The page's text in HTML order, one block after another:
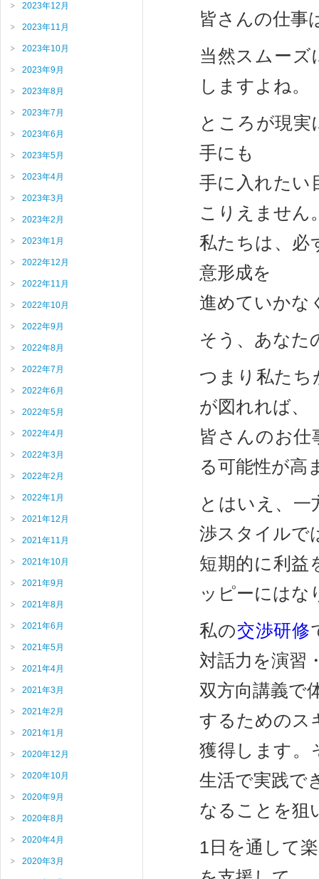
皆さんの仕事
当然スムーズ
しますよね。
ところが現
手にも
手に入れたい
こりえません
私たちは、必
意形成を
進めていかな
そう、あなた
つまり私たち
が図れれば、
皆さんのお仕
る可能性が高
とはいえ、一
渉スタイルで
短期的に利益
ッピーにはな
私の交渉研修
対話力を演習
双方向講義で
するためのス
獲得します。
生活で実践で
なることを狙
1日を通して
2023年12月
2023年11月
2023年10月
2023年9月
2023年8月
2023年7月
2023年6月
2023年5月
2023年4月
2023年3月
2023年2月
2023年1月
2022年12月
2022年11月
2022年10月
2022年9月
2022年8月
2022年7月
2022年6月
2022年5月
2022年4月
2022年3月
2022年2月
2022年1月
2021年12月
2021年11月
2021年10月
2021年9月
2021年8月
2021年6月
2021年5月
2021年4月
2021年3月
2021年2月
2021年1月
2020年12月
2020年10月
2020年9月
2020年8月
2020年4月
2020年3月